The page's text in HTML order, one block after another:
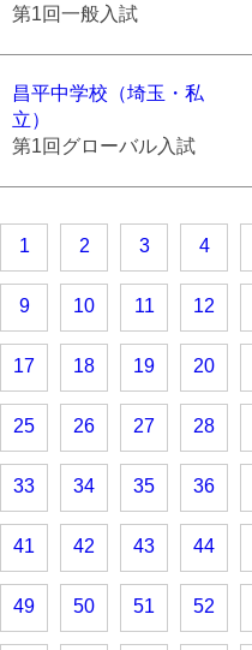
第1回一般入試
昌平中学校（埼玉・私
立）
第1回グローバル入試
1 2 3 4
9 10 11 12
17 18 19 20
25 26 27 28
33 34 35 36
41 42 43 44
49 50 51 52